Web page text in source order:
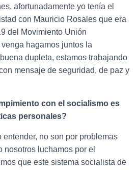
afortunadamente yo tenía el
con Mauricio Rosales que era
del Movimiento Unión
hagamos juntos la
dupleta, estamos trabajando
mensaje de seguridad, de paz y
con el socialismo es
personales?
entender, no son por problemas
nosotros luchamos por el
que este sistema socialista de